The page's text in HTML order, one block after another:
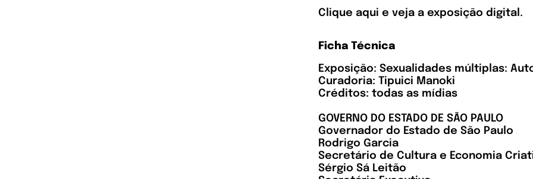
Clique aqui e veja a exposição digital.
Ficha Técnica
Exposição: Sexualidades múltiplas:
Curadoria: Tipuici Manoki
Créditos: todas as mídias
GOVERNO DO ESTADO DE SÃO PAULO
Governador do Estado de São Paulo
Rodrigo Garcia
Secretário de Cultura e Economia
Sérgio Sá Leitão